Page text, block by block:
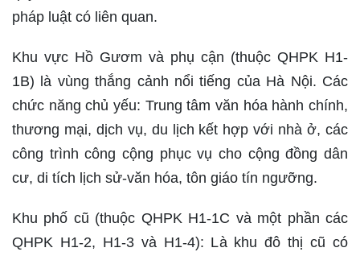
pháp luật có liên quan.
Khu vực Hồ Gươm và phụ cận (thuộc QHPK H1-
1B) là vùng thắng cảnh nổi tiếng của Hà Nội. Các
chức năng chủ yếu: Trung tâm văn hóa hành chính,
thương mại, dịch vụ, du lịch kết hợp với nhà ở, các
công trình công cộng phục vụ cho cộng đồng dân
cư, di tích lịch sử-văn hóa, tôn giáo tín ngưỡng.
Khu phố cũ (thuộc QHPK H1-1C và một phần các
QHPK H1-2, H1-3 và H1-4): Là khu đô thị cũ có